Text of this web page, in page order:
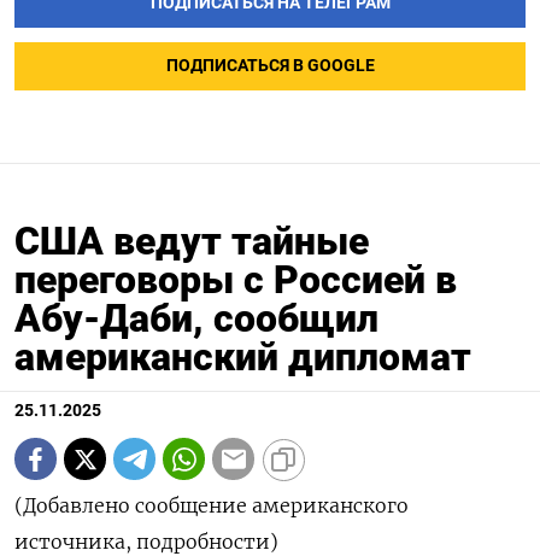
ПОДПИСАТЬСЯ В GOOGLE
США ведут тайные
переговоры с Россией в
Абу-Даби, сообщил
американский дипломат
25.11.2025
(Добавлено сообщение американского
источника, подробности)